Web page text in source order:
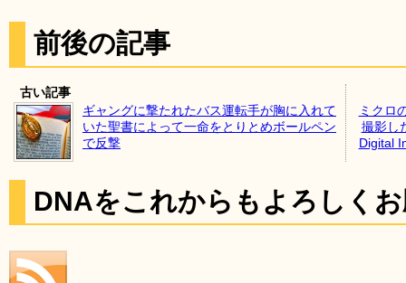
前後の記事
古い記事
ギャングに撃たれたバス運転手が胸に入れて
いた聖書によって一命をとりとめボールペン
で反撃
ミクロ
撮影し
Digital
DNAをこれからもよろしく